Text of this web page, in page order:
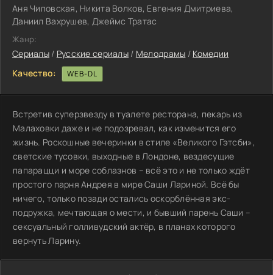
Аня Чиповская, Никита Волков, Евгения Дмитриева,
Даниил Вахрушев, Джеймс Тратас
Жанр:
Сериалы/ Русские сериалы / Мелодрамы / Комедии
Качество:
WEB-DL
Встретив суперзвезду в туалете ресторана, пекарь из
Малаховки даже и не подозревал, как изменится его
жизнь. Роскошные вечеринки в стиле «Великого Гэтсби»,
светские тусовки, выходные в Лондоне, вездесущие
папарацци и море соблазнов – всё это и не только ждёт
простого парня Андрея в мире Саши Лариной. Всё бы
ничего, только позади остались оскорблённая экс-
подружка, мечтающая о мести, и бывший парень Саши –
сексуальный голливудский актёр, в планах которого
вернуть Ларину.